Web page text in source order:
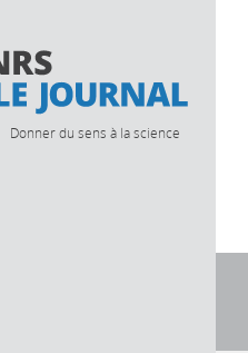
Donner du sens à la science